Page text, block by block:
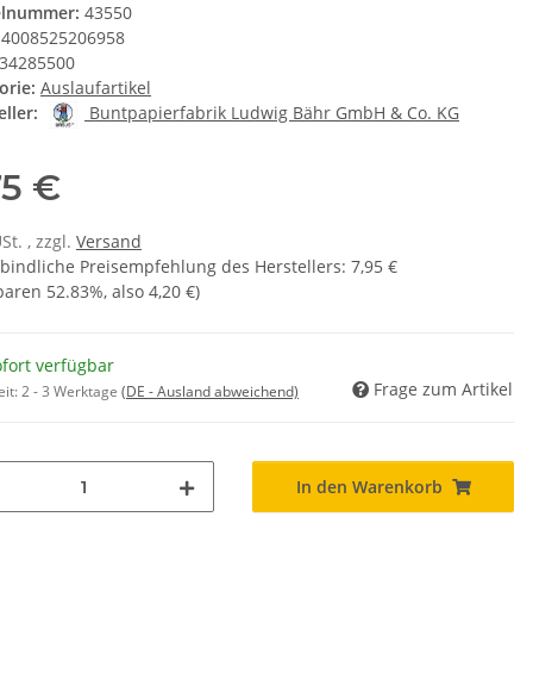
43550
4008525206958
34285500
Auslaufartikel
Buntpapierfabrik Ludwig Bähr GmbH & Co. KG
€
, zzgl. Versand
Preisempfehlung des Herstellers: 7,95 €
52.83%, also 4,20 €)
verfügbar
2 - 3 Werktage (DE - Ausland abweichend) Frage zum Artikel
In den Warenkorb